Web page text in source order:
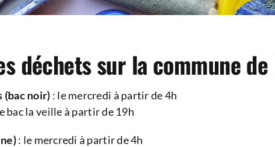
déchets sur la commune
(bac noir) : le mercredi à partir de 4h
bac la veille à partir de 19h
: le mercredi à partir de 4h